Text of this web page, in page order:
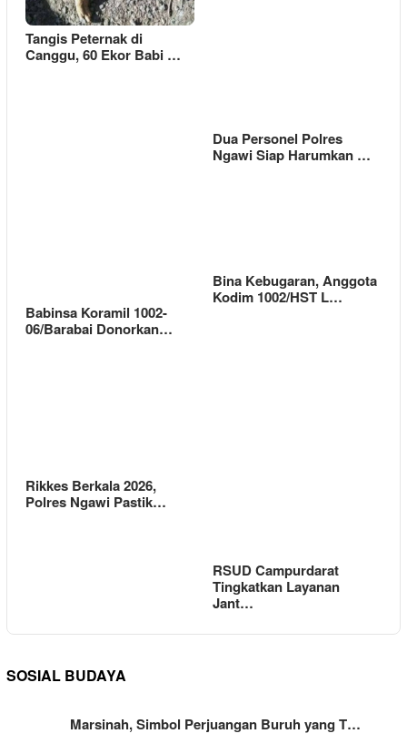
Tangis Peternak di
Canggu, 60 Ekor Babi …
Dua Personel Polres
Ngawi Siap Harumkan …
Babinsa Koramil 1002-
06/Barabai Donorkan…
Bina Kebugaran, Anggota
Kodim 1002/HST L…
Rikkes Berkala 2026,
Polres Ngawi Pastik…
RSUD Campurdarat
Tingkatkan Layanan
Jant…
SOSIAL BUDAYA
Marsinah, Simbol Perjuangan Buruh yang T…